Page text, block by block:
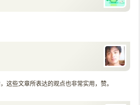
这些文章所表达的观点也非常实用，赞。